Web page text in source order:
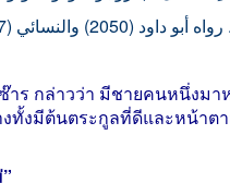
رواه أبو داود (2050) والنسائي (3227) ، وصححه الألباني .
าร กล่าวว่า มีชายคนหนึ่งมา
ทั้งมีต้นตระกูลที่ดีและหน้าต
”